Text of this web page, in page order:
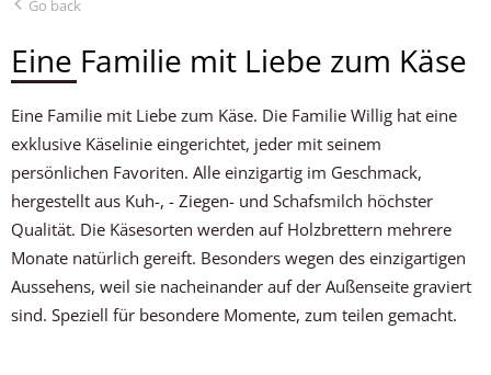
Go back
Eine Familie mit Liebe zum Käse
Eine Familie mit Liebe zum Käse. Die Familie Willig hat eine
exklusive Käselinie eingerichtet, jeder mit seinem
persönlichen Favoriten. Alle einzigartig im Geschmack,
hergestellt aus Kuh-, - Ziegen- und Schafsmilch höchster
Qualität. Die Käsesorten werden auf Holzbrettern mehrere
Monate natürlich gereift. Besonders wegen des einzigartigen
Aussehens, weil sie nacheinander auf der Außenseite graviert
sind. Speziell für besondere Momente, zum teilen gemacht.